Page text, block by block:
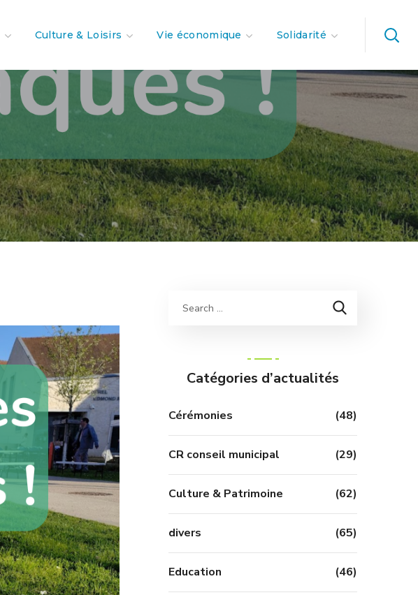
Culture & Loisirs Vie économique Solidarité
Catégories d’actualités
Cérémonies (48)
CR conseil municipal (29)
Culture & Patrimoine (62)
divers (65)
Education (46)